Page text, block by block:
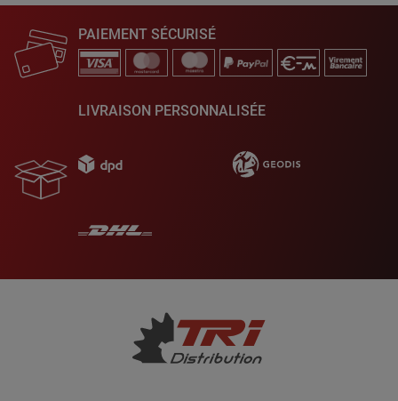
PAIEMENT SÉCURISÉ
LIVRAISON PERSONNALISÉE